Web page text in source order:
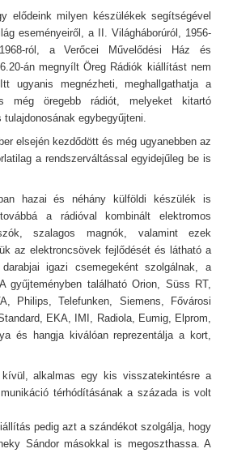
elődeink milyen készülékek segítségével
eseményeiről, a II. Világháborúról, 1956-
ról, a Verőcei Művelődési Ház és
án megnyílt Öreg Rádiók kiállítást nem
ugyanis megnézheti, meghallgathatja a
még öregebb rádiót, melyeket kitartó
egybegyűjteni.
elsején kezdődött és még ugyanebben az
a rendszerváltással egyidejűleg be is
hazai és néhány külföldi készülék is
a rádióval kombinált elektromos
szalagos magnók, valamint ezek
az elektroncsövek fejlődését és látható a
igazi csemegeként szolgálnak, a
gyűjteményben található Orion, Süss RT,
Philips, Telefunken, Siemens, Fővárosi
EKA, IMI, Radiola, Eumig, Elprom,
és hangja kiválóan reprezentálja a kort,
alkalmas egy kis visszatekintésre a
térhódításának a százada is volt
pedig azt a szándékot szolgálja, hogy
Sándor másokkal is megoszthassa. A